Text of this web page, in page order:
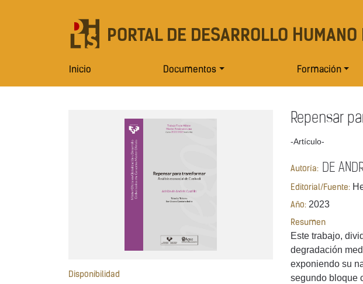
PORTAL DE DESARROLLO
Inicio Documentos Formación
Disponibilidad
Repensar
-Artículo-
Autoría: DE
Editorial/Fuente:
Año: 2023
Resumen
Este trabajo,
degradación
exponiendo su
segundo bloque